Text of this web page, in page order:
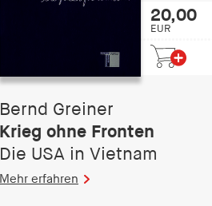
20,00
EUR
Bernd Greiner
Krieg ohne Fronten
Die USA in Vietnam
Mehr erfahren